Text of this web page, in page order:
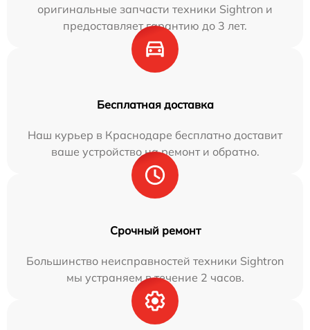
оригинальные запчасти техники Sightron и
предоставляет гарантию до 3 лет.
Бесплатная доставка
Наш курьер в Краснодаре бесплатно доставит
ваше устройство на ремонт и обратно.
Срочный ремонт
Большинство неисправностей техники Sightron
мы устраняем в течение 2 часов.